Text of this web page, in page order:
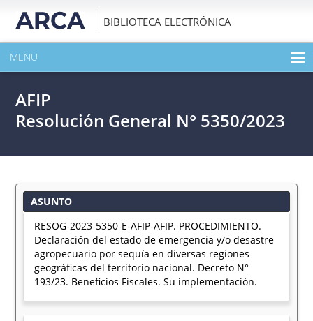
BIBLIOTECA ELECTRÓNICA
MENU
EXPANDIR TODO EL CONTENIDO DE LA PUBLICACIÓN
AFIP
Resolución General N° 5350/2023
ASUNTO
RESOG-2023-5350-E-AFIP-AFIP. PROCEDIMIENTO.
Declaración del estado de emergencia y/o desastre
agropecuario por sequía en diversas regiones
geográficas del territorio nacional. Decreto N°
193/23. Beneficios Fiscales. Su implementación.